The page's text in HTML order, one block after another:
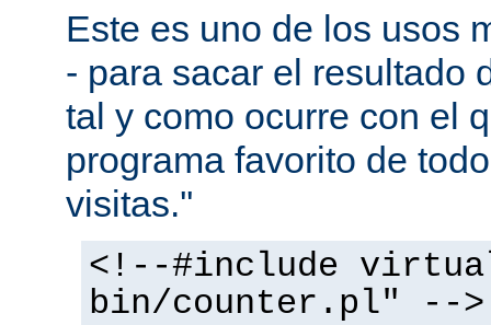
Este es uno de los usos
- para sacar el resultado
tal y como ocurre con el
programa favorito de
visitas.''
<!--#include
bin/counter.pl" -->